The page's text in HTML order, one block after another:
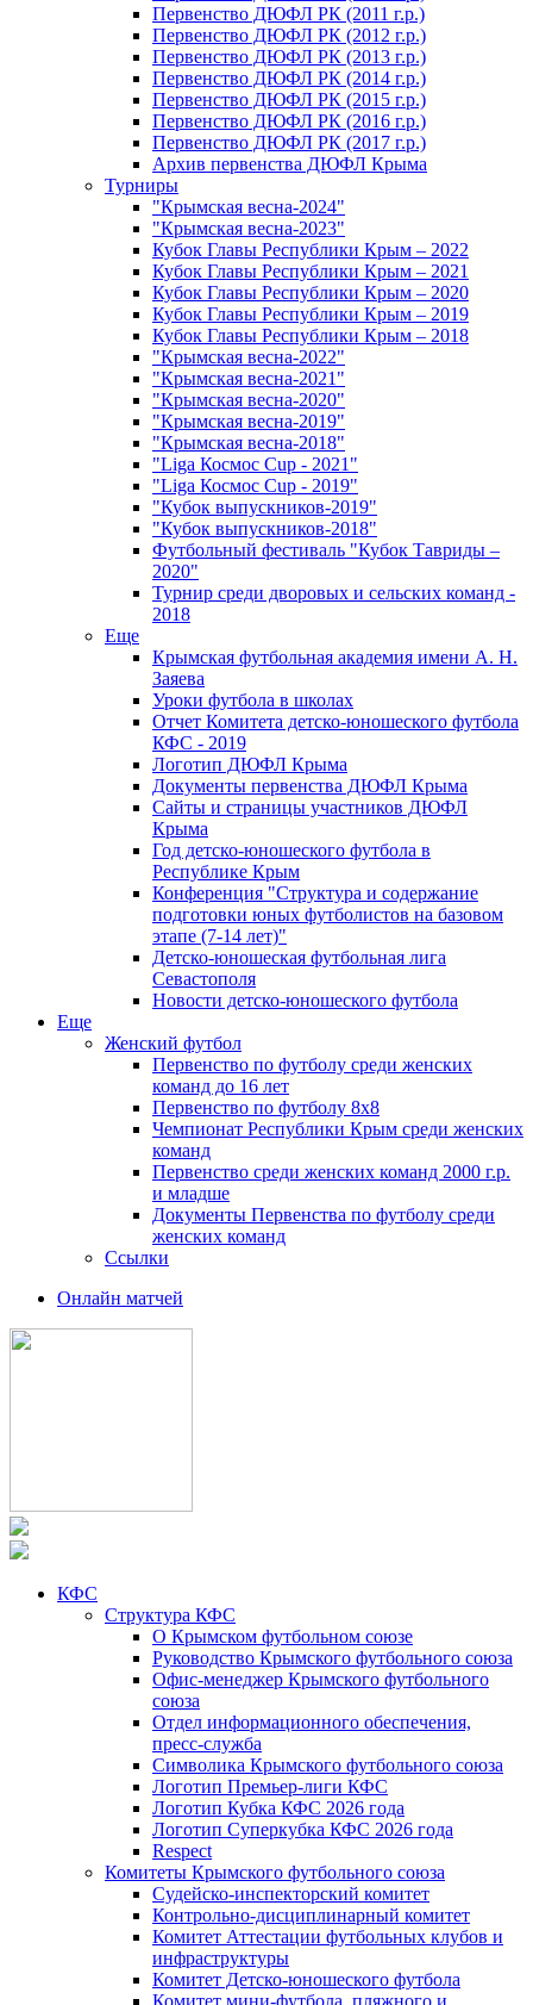
Первенство ДЮФЛ РК (2011 г.р.)
Первенство ДЮФЛ РК (2012 г.р.)
Первенство ДЮФЛ РК (2013 г.р.)
Первенство ДЮФЛ РК (2014 г.р.)
Первенство ДЮФЛ РК (2015 г.р.)
Первенство ДЮФЛ РК (2016 г.р.)
Первенство ДЮФЛ РК (2017 г.р.)
Архив первенства ДЮФЛ Крыма
Турниры
"Крымская весна-2024"
"Крымская весна-2023"
Кубок Главы Республики Крым – 2022
Кубок Главы Республики Крым – 2021
Кубок Главы Республики Крым – 2020
Кубок Главы Республики Крым – 2019
Кубок Главы Республики Крым – 2018
"Крымская весна-2022"
"Крымская весна-2021"
"Крымская весна-2020"
"Крымская весна-2019"
"Крымская весна-2018"
"Liga Космос Cup - 2021"
"Liga Космос Cup - 2019"
"Кубок выпускников-2019"
"Кубок выпускников-2018"
Футбольный фестиваль "Кубок Тавриды –
2020"
Турнир среди дворовых и сельских команд -
2018
Еще
Крымская футбольная академия имени А. Н.
Заяева
Уроки футбола в школах
Отчет Комитета детско-юношеского футбола
КФС - 2019
Логотип ДЮФЛ Крыма
Документы первенства ДЮФЛ Крыма
Сайты и страницы участников ДЮФЛ
Крыма
Год детско-юношеского футбола в
Республике Крым
Конференция "Структура и содержание
подготовки юных футболистов на базовом
этапе (7-14 лет)"
Детско-юношеская футбольная лига
Севастополя
Новости детско-юношеского футбола
Еще
Женский футбол
Первенство по футболу среди женских
команд до 16 лет
Первенство по футболу 8х8
Чемпионат Республики Крым среди женских
команд
Первенство среди женских команд 2000 г.р.
и младше
Документы Первенства по футболу среди
женских команд
Ссылки
Онлайн матчей
КФС
Структура КФС
О Крымском футбольном союзе
Руководство Крымского футбольного союза
Офис-менеджер Крымского футбольного
союза
Отдел информационного обеспечения,
пресс-служба
Символика Крымского футбольного союза
Логотип Премьер-лиги КФС
Логотип Кубка КФС 2026 года
Логотип Суперкубка КФС 2026 года
Respect
Комитеты Крымского футбольного союза
Судейско-инспекторский комитет
Контрольно-дисциплинарный комитет
Комитет Аттестации футбольных клубов и
инфраструктуры
Комитет Детско-юношеского футбола
Комитет мини-футбола, пляжного и